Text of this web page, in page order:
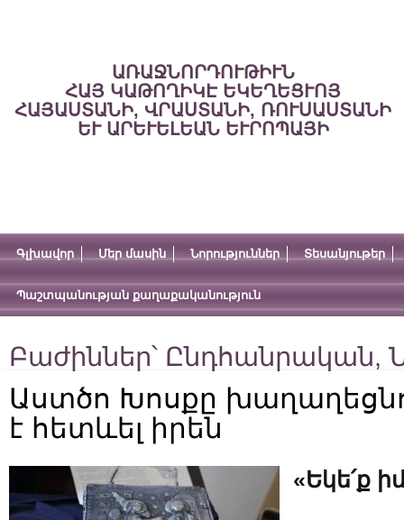
ԱՌԱՋՆՈՐԴՈՒԹԻՒՆ
ՀԱՅ ԿԱԹՈՂԻԿԷ ԵԿԵՂԵՑՒՈՅ
ՀԱՅԱՍՏԱՆԻ, ՎՐԱՍՏԱՆԻ, ՌՈՒՍԱՍՏԱՆԻ
ԵՒ ԱՐԵՒԵԼԵԱՆ ԵՒՐՈՊԱՅԻ
Գլխավոր Մեր մասին Նորություններ Տեսանյութեր
Պաշտպանության քաղաքականություն
Բաժիններ՝ Ընդհանրական,
Աստծո Խոսքը
է հետևել իրեն
«Եկե՛ք